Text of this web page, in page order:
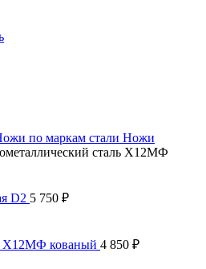
по маркам стали Ножи
сталь Х12МФ
D2 5 750 ₽
Х12МФ кованый 4 850 ₽